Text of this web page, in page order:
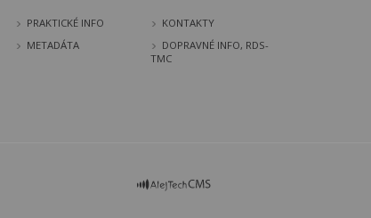
PRAKTICKÉ INFO
KONTAKTY
METADÁTA
DOPRAVNÉ INFO, RDS-
TMC